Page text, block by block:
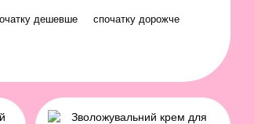
дешевше спочатку дорожче